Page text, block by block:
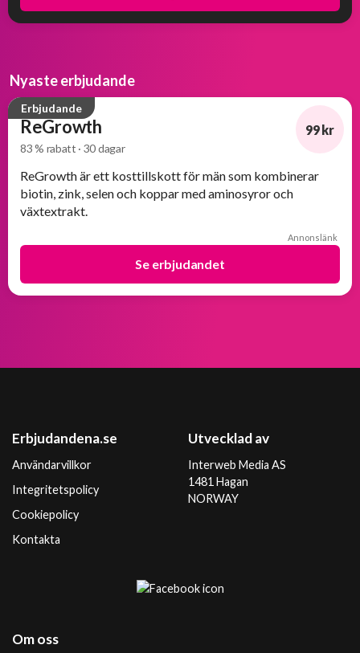
Nyaste erbjudande
Erbjudande
ReGrowth
83 % rabatt · 30 dagar
99 kr
ReGrowth är ett kosttillskott för män som kombinerar
biotin, zink, selen och koppar med aminosyror och
växtextrakt.
Annonslänk
Se erbjudandet
Erbjudandena.se
Användarvillkor
Integritetspolicy
Cookiepolicy
Kontakta
Utvecklad av
Interweb Media AS
1481 Hagan
NORWAY
Om oss